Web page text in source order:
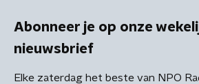
Abonneer je op onze
nieuwsbrief
Elke zaterdag het beste van NPO